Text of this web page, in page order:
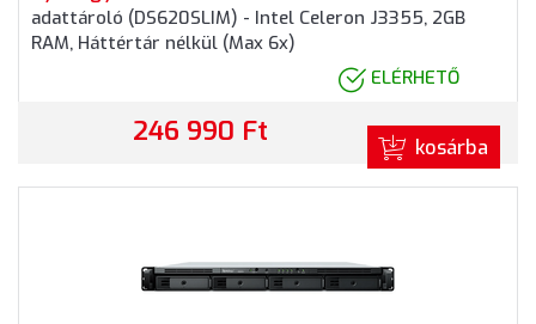
adattároló (DS620SLIM) - Intel Celeron J3355, 2GB
RAM, Háttértár nélkül (Max 6x)
ELÉRHETŐ
246 990 Ft kosárba